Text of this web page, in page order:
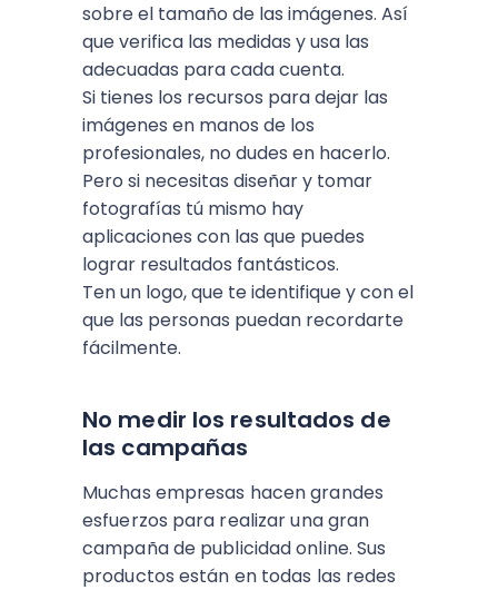
sobre el tamaño de las imágenes. Así
que verifica las medidas y usa las
adecuadas para cada cuenta.
Si tienes los recursos para dejar las
imágenes en manos de los
profesionales, no dudes en hacerlo.
Pero si necesitas diseñar y tomar
fotografías tú mismo hay
aplicaciones con las que puedes
lograr resultados fantásticos.
Ten un logo, que te identifique y con el
que las personas puedan recordarte
fácilmente.
No medir los resultados de
las campañas
Muchas empresas hacen grandes
esfuerzos para realizar una gran
campaña de publicidad online. Sus
productos están en todas las redes